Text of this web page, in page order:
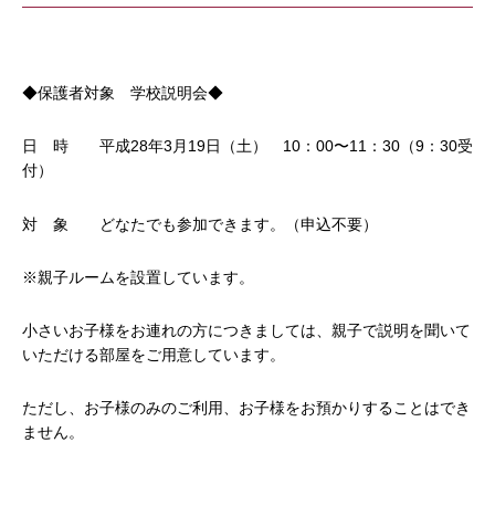
◆保護者対象 学校説明会◆
日 時 平成28年3月19日（土） 10：00〜11：30（9：30受
付）
対 象 どなたでも参加できます。（申込不要）
※親子ルームを設置しています。
小さいお子様をお連れの方につきましては、親子で説明を聞いて
いただける部屋をご用意しています。
ただし、お子様のみのご利用、お子様をお預かりすることはでき
ません。